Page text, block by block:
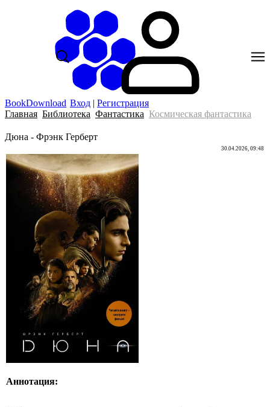
BookDownload Вход | Регистрация
Главная Библиотека Фантастика Космическая фантастика
Дюна - Фрэнк Герберт
30.04.2026, 09:48
Аннотация: